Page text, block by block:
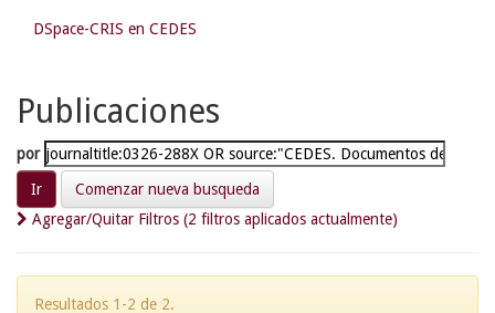
DSpace-CRIS en CEDES
Publicaciones
por
Comenzar nueva busqueda
Agregar/Quitar Filtros (2 filtros aplicados actualmente)
Resultados 1-2 de 2.